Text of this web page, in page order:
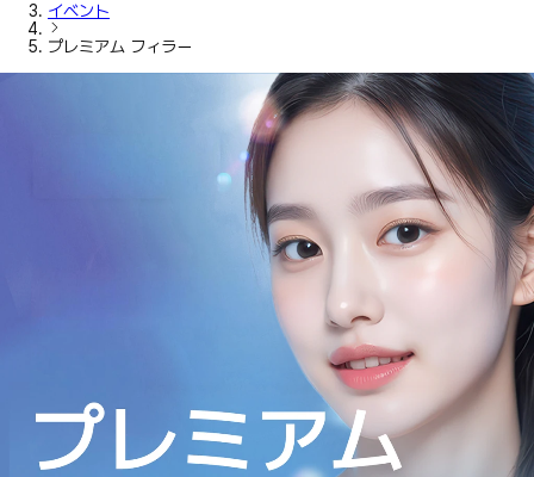
イベント
プレミアム フィラー